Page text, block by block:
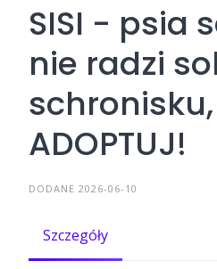
SISI - psia
nie radzi
schronisku,
ADOPTUJ!
DODANE 2026-06-10
Szczegóły